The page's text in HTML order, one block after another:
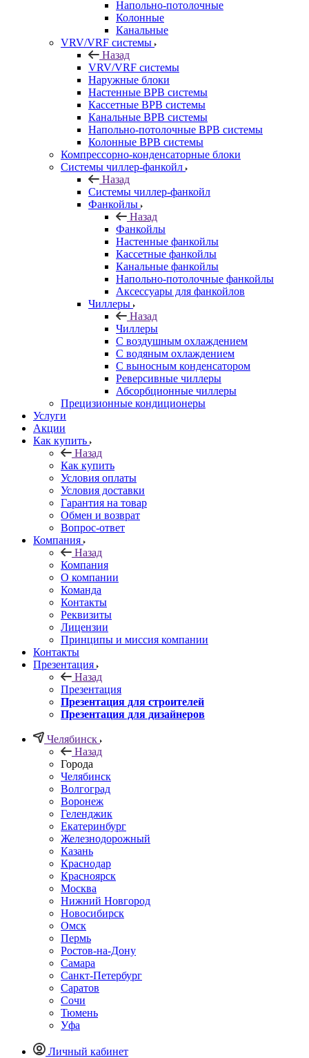
Напольно-потолочные
Колонные
Канальные
VRV/VRF системы
Назад
VRV/VRF системы
Наружные блоки
Настенные ВРВ системы
Кассетные ВРВ системы
Канальные ВРВ системы
Напольно-потолочные ВРВ системы
Колонные ВРВ системы
Компрессорно-конденсаторные блоки
Системы чиллер-фанкойл
Назад
Системы чиллер-фанкойл
Фанкойлы
Назад
Фанкойлы
Настенные фанкойлы
Кассетные фанкойлы
Канальные фанкойлы
Напольно-потолочные фанкойлы
Аксессуары для фанкойлов
Чиллеры
Назад
Чиллеры
С воздушным охлаждением
С водяным охлаждением
С выносным конденсатором
Реверсивные чиллеры
Абсорбционные чиллеры
Прецизионные кондиционеры
Услуги
Акции
Как купить
Назад
Как купить
Условия оплаты
Условия доставки
Гарантия на товар
Обмен и возврат
Вопрос-ответ
Компания
Назад
Компания
О компании
Команда
Контакты
Реквизиты
Лицензии
Принципы и миссия компании
Контакты
Презентация
Назад
Презентация
Презентация для строителей
Презентация для дизайнеров
Челябинск
Назад
Города
Челябинск
Волгоград
Воронеж
Геленджик
Екатеринбург
Железнодорожный
Казань
Краснодар
Красноярск
Москва
Нижний Новгород
Новосибирск
Омск
Пермь
Ростов-на-Дону
Самара
Санкт-Петербург
Саратов
Сочи
Тюмень
Уфа
Личный кабинет